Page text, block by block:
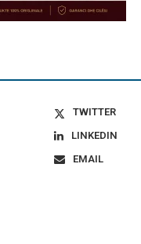
TWITTER
LINKEDIN
EMAIL